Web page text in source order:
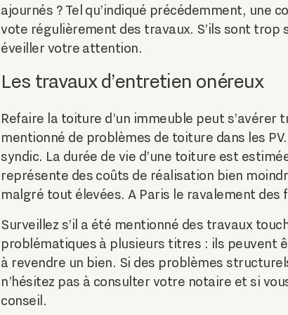
ajournés ? Tel qu’indiqué précédemment,
vote régulièrement des travaux. S’ils sont trop
éveiller votre attention.
Les travaux d’entretien onéreux
Refaire la toiture d’un immeuble peut s’avérer
mentionné de problèmes de toiture dans les
syndic. La durée de vie d’une toiture est
représente des coûts de réalisation bien
malgré tout élevées. A Paris le ravalement des
Surveillez s’il a été mentionné des travaux
problématiques à plusieurs titres : ils peuvent
à revendre un bien. Si des problèmes
n’hésitez pas à consulter votre notaire et si
conseil.